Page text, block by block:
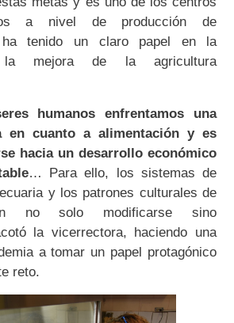
a nivel de producción de
ha tenido un claro papel en la
la mejora de la agricultura
humanos enfrentamos una
en cuanto a alimentación y es
hacia un desarrollo económico
… Para ello, los sistemas de
y los patrones culturales de
no solo modificarse sino
la vicerrectora, haciendo una
a tomar un papel protagónico
reto.